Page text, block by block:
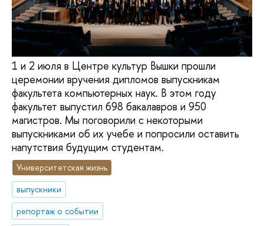
1 и 2 июля в Центре культур Вышки прошли
церемонии вручения дипломов выпускникам
факультета компьютерных наук. В этом году
факультет выпустил 698 бакалавров и 950
магистров. Мы поговорили с некоторыми
выпускниками об их учебе и попросили оставить
напутствия будущим студентам.
Университетская жизнь
выпускники
репортаж о событии